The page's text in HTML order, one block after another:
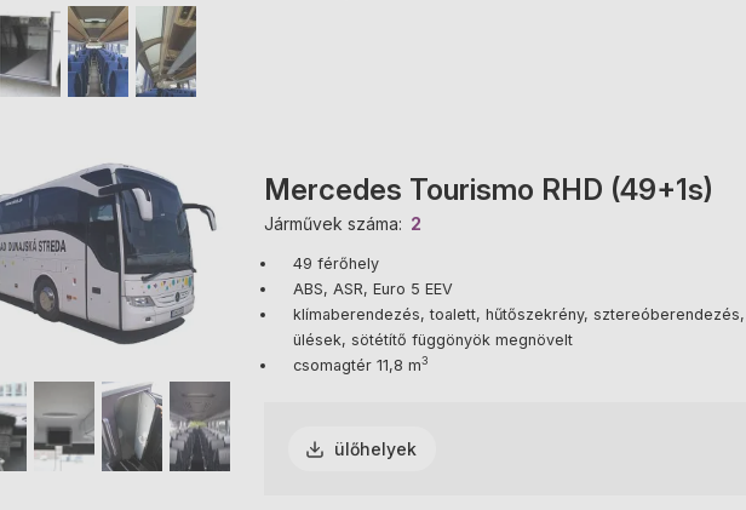
Mercedes Tourismo RHD (49+1s)
Járművek száma 2
49 férőhely
ABS, ASR, Euro 5 EEV
klímaberendezés, toalett, hűtőszekrény,
ülések, sötétítő függönyök megnövelt
csomagtér 11,8 m3
ülőhelyek